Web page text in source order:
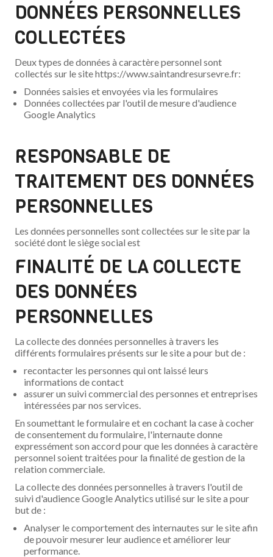
DONNÉES PERSONNELLES
COLLECTÉES
Deux types de données à caractère personnel sont
collectés sur le site https://www.saintandresursevre.fr:
Données saisies et envoyées via les formulaires
Données collectées par l'outil de mesure d'audience
Google Analytics
RESPONSABLE DE
TRAITEMENT DES DONNÉES
PERSONNELLES
Les données personnelles sont collectées sur le site par la
société dont le siège social est
FINALITÉ DE LA COLLECTE
DES DONNÉES
PERSONNELLES
La collecte des données personnelles à travers les
différents formulaires présents sur le site a pour but de :
recontacter les personnes qui ont laissé leurs
informations de contact
assurer un suivi commercial des personnes et entreprises
intéressées par nos services.
En soumettant le formulaire et en cochant la case à cocher
de consentement du formulaire, l'internaute donne
expressément son accord pour que les données à caractère
personnel soient traitées pour la finalité de gestion de la
relation commerciale.
La collecte des données personnelles à travers l'outil de
suivi d'audience Google Analytics utilisé sur le site a pour
but de :
Analyser le comportement des internautes sur le site afin
de pouvoir mesurer leur audience et améliorer leur
performance.